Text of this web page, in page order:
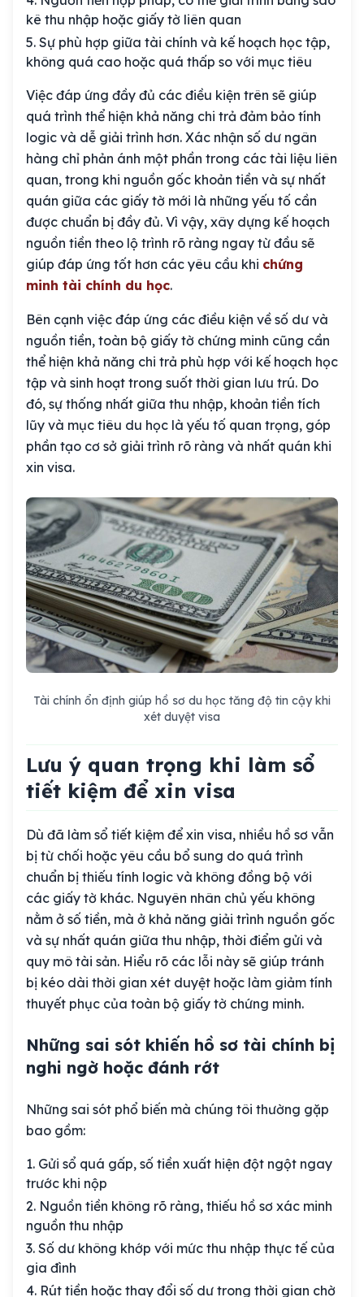
kê thu nhập hoặc giấy tờ liên quan
Sự phù hợp giữa tài chính và kế hoạch học tập,
không quá cao hoặc quá thấp so với mục tiêu
Việc đáp ứng đầy đủ các điều kiện trên sẽ giúp
quá trình thể hiện khả năng chi trả đảm bảo tính
logic và dễ giải trình hơn. Xác nhận số dư ngân
hàng chỉ phản ánh một phần trong các tài liệu liên
quan, trong khi nguồn gốc khoản tiền và sự nhất
quán giữa các giấy tờ mới là những yếu tố cần
được chuẩn bị đầy đủ. Vì vậy, xây dựng kế hoạch
nguồn tiền theo lộ trình rõ ràng ngay từ đầu sẽ
giúp đáp ứng tốt hơn các yêu cầu khi chứng
minh tài chính du học.
Bên cạnh việc đáp ứng các điều kiện về số dư và
nguồn tiền, toàn bộ giấy tờ chứng minh cũng cần
thể hiện khả năng chi trả phù hợp với kế hoạch học
tập và sinh hoạt trong suốt thời gian lưu trú. Do
đó, sự thống nhất giữa thu nhập, khoản tiền tích
lũy và mục tiêu du học là yếu tố quan trọng, góp
phần tạo cơ sở giải trình rõ ràng và nhất quán khi
xin visa.
Tài chính ổn định giúp hồ sơ du học tăng độ tin cậy khi
xét duyệt visa
Lưu ý quan trọng khi làm sổ
tiết kiệm để xin visa
Dù đã làm sổ tiết kiệm để xin visa, nhiều hồ sơ vẫn
bị từ chối hoặc yêu cầu bổ sung do quá trình
chuẩn bị thiếu tính logic và không đồng bộ với
các giấy tờ khác. Nguyên nhân chủ yếu không
nằm ở số tiền, mà ở khả năng giải trình nguồn gốc
và sự nhất quán giữa thu nhập, thời điểm gửi và
quy mô tài sản. Hiểu rõ các lỗi này sẽ giúp tránh
bị kéo dài thời gian xét duyệt hoặc làm giảm tính
thuyết phục của toàn bộ giấy tờ chứng minh.
Những sai sót khiến hồ sơ tài chính bị
nghi ngờ hoặc đánh rớt
Những sai sót phổ biến mà chúng tôi thường gặp
bao gồm:
Gửi sổ quá gấp, số tiền xuất hiện đột ngột ngay
trước khi nộp
Nguồn tiền không rõ ràng, thiếu hồ sơ xác minh
nguồn thu nhập
Số dư không khớp với mức thu nhập thực tế của
gia đình
Rút tiền hoặc thay đổi số dư trong thời gian chờ